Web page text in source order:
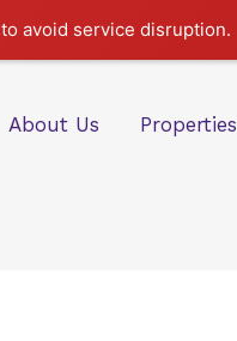
to avoid service disruption.
About Us Properties